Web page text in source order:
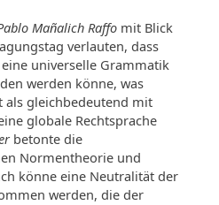
Mañalich Raffomit Blick
verlauten, dass
universelle Grammatik
werden könne, was
gleichbedeutend mit
globale Rechtsprache
betonte die
Normentheorie und
könne eine Neutralität der
werden, die der